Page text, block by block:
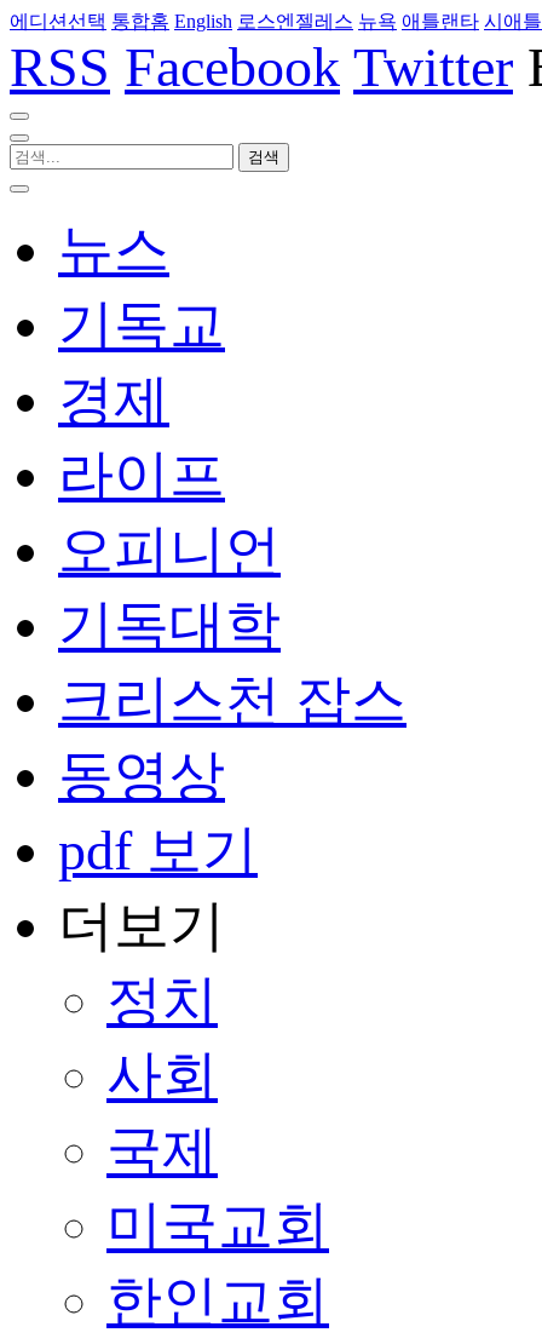
에디션선택 통합홈 English 로스엔젤레스 뉴욕 애틀랜타 시애틀
RSS Facebook Twitter
뉴스
기독교
경제
라이프
오피니언
기독대학
크리스천 잡스
동영상
pdf 보기
더보기
정치
사회
국제
미국교회
한인교회